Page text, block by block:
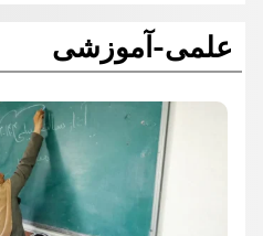
علمی-آموزشی